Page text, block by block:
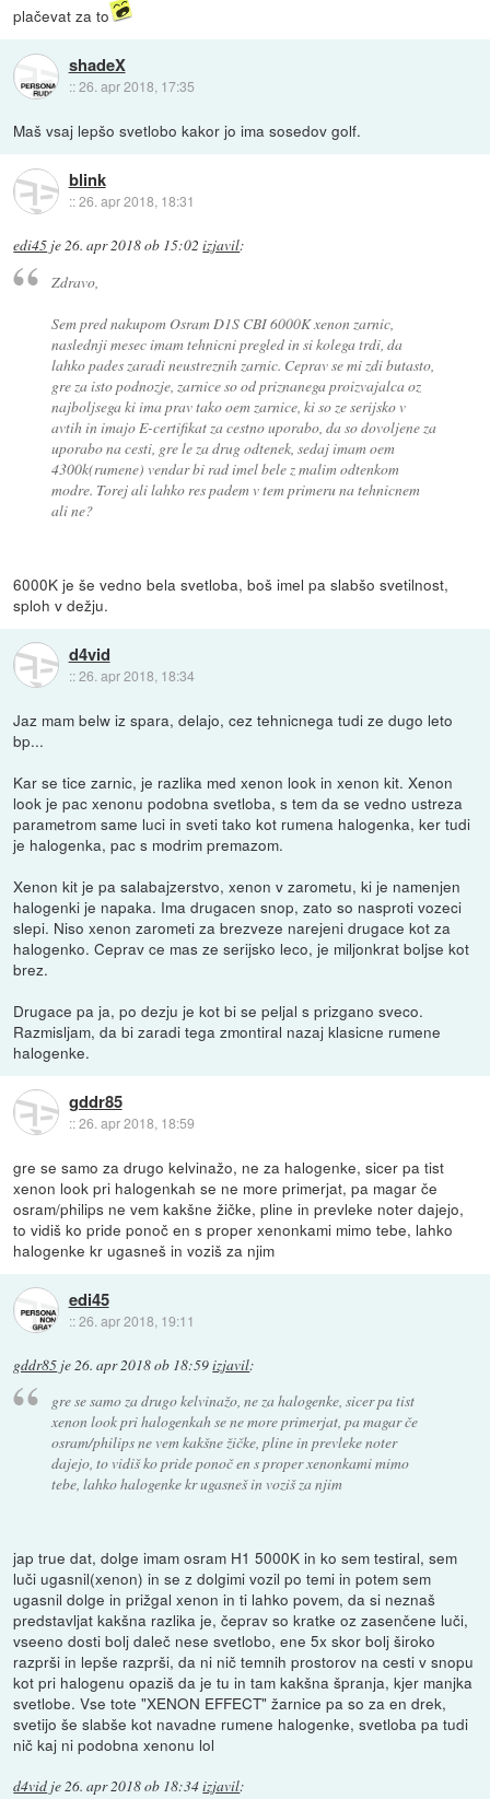
plačevat za to
shadeX
::26. apr 2018, 17:35
Maš vsaj lepšo svetlobo kakor jo ima sosedov golf.
blink
::26. apr 2018, 18:31
edi45 je26. apr 2018 ob 15:02 izjavil:
Zdravo,
Sem pred nakupom Osram D1S CBI 6000K xenon zarnic,
naslednji mesec imam tehnicni pregled in si kolega trdi, da
lahko pades zaradi neustreznih zarnic. Ceprav se mi zdi butasto,
gre za isto podnozje, zarnice so od priznanega proizvajalca oz
najboljsega ki ima prav tako oem zarnice, ki so ze serijsko v
avtih in imajo E-certifikat za cestno uporabo, da so dovoljene za
uporabo na cesti, gre le za drug odtenek, sedaj imam oem
4300k(rumene) vendar bi rad imel bele z malim odtenkom
modre. Torej ali lahko res padem v tem primeru na tehnicnem
ali ne?
6000K je še vedno bela svetloba, boš imel pa slabšo svetilnost,
sploh v dežju.
d4vid
::26. apr 2018, 18:34
Jaz mam belw iz spara, delajo, cez tehnicnega tudi ze dugo leto
bp...
Kar se tice zarnic, je razlika med xenon look in xenon kit. Xenon
look je pac xenonu podobna svetloba, s tem da se vedno ustreza
parametrom same luci in sveti tako kot rumena halogenka, ker tudi
je halogenka, pac s modrim premazom.
Xenon kit je pa salabajzerstvo, xenon v zarometu, ki je namenjen
halogenki je napaka. Ima drugacen snop, zato so nasproti vozeci
slepi. Niso xenon zarometi za brezveze narejeni drugace kot za
halogenko. Ceprav ce mas ze serijsko leco, je miljonkrat boljse kot
brez.
Drugace pa ja, po dezju je kot bi se peljal s prizgano sveco.
Razmisljam, da bi zaradi tega zmontiral nazaj klasicne rumene
halogenke.
gddr85
::26. apr 2018, 18:59
gre se samo za drugo kelvinažo, ne za halogenke, sicer pa tist
xenon look pri halogenkah se ne more primerjat, pa magar če
osram/philips ne vem kakšne žičke, pline in prevleke noter dajejo,
to vidiš ko pride ponoč en s proper xenonkami mimo tebe, lahko
halogenke kr ugasneš in voziš za njim
edi45
::26. apr 2018, 19:11
gddr85 je26. apr 2018 ob 18:59izjavil:
gre se samo za drugo kelvinažo, ne za halogenke, sicer pa tist
xenon look pri halogenkah se ne more primerjat, pa magar če
osram/philips ne vem kakšne žičke, pline in prevleke noter
dajejo, to vidiš ko pride ponoč en s proper xenonkami mimo
tebe, lahko halogenke kr ugasneš in voziš za njim
jap true dat, dolge imam osram H1 5000K in ko sem testiral, sem
luči ugasnil(xenon) in se z dolgimi vozil po temi in potem sem
ugasnil dolge in prižgal xenon in ti lahko povem, da si neznaš
predstavljat kakšna razlika je, čeprav so kratke oz zasenčene luči,
vseeno dosti bolj daleč nese svetlobo, ene 5x skor bolj široko
razprši in lepše razprši, da ni nič temnih prostorov na cesti v snopu
kot pri halogenu opaziš da je tu in tam kakšna špranja, kjer manjka
svetlobe. Vse tote "XENON EFFECT" žarnice pa so za en drek,
svetijo še slabše kot navadne rumene halogenke, svetloba pa tudi
nič kaj ni podobna xenonu lol
d4vid je26. apr 2018 ob 18:34izjavil: